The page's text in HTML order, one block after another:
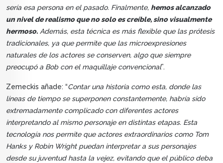
sería esa persona en el pasado. Finalmente, hemos alcanzado
un nivel de realismo que no solo es creíble, sino visualmente
hermoso. Además, esta técnica es más flexible que las prótesis
tradicionales, ya que permite que las microexpresiones
naturales de los actores se conserven, algo que siempre
preocupó a Bob con el maquillaje convencional”.
Zemeckis añade: “Contar una historia como esta, donde las
líneas de tiempo se superponen constantemente, habría sido
extremadamente complicado con diferentes actores
interpretando al mismo personaje en distintas etapas. Esta
tecnología nos permite que actores extraordinarios como Tom
Hanks y Robin Wright puedan interpretar a sus personajes
desde su juventud hasta la vejez, evitando que el público deba